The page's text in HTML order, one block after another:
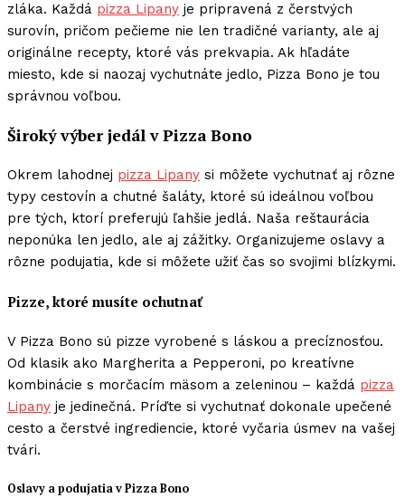
zláka. Každá pizza Lipany je pripravená z čerstvých
surovín, pričom pečieme nie len tradičné varianty, ale aj
originálne recepty, ktoré vás prekvapia. Ak hľadáte
miesto, kde si naozaj vychutnáte jedlo, Pizza Bono je tou
správnou voľbou.
Široký výber jedál v Pizza Bono
Okrem lahodnej pizza Lipany si môžete vychutnať aj rôzne
typy cestovín a chutné šaláty, ktoré sú ideálnou voľbou
pre tých, ktorí preferujú ľahšie jedlá. Naša reštaurácia
neponúka len jedlo, ale aj zážitky. Organizujeme oslavy a
rôzne podujatia, kde si môžete užiť čas so svojimi blízkymi.
Pizze, ktoré musíte ochutnať
V Pizza Bono sú pizze vyrobené s láskou a precíznosťou.
Od klasik ako Margherita a Pepperoni, po kreatívne
kombinácie s morčacím mäsom a zeleninou – každá pizza
Lipany je jedinečná. Príďte si vychutnať dokonale upečené
cesto a čerstvé ingrediencie, ktoré vyčaria úsmev na vašej
tvári.
Oslavy a podujatia v Pizza Bono